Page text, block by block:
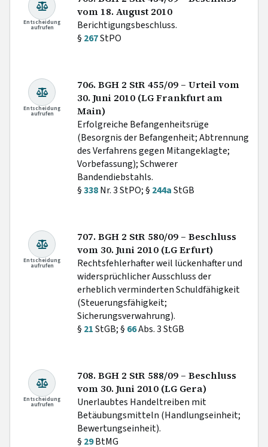
Entscheidung
aufrufen
vom 18. August 2010
Berichtigungsbeschluss.
§ 267StPO
Entscheidung
aufrufen
706. BGH 2 StR 455/09 – Urteil vom
30. Juni 2010 (LG Frankfurt am
Main)
Erfolgreiche Befangenheitsrüge
(Besorgnis der Befangenheit; Abtrennung
des Verfahrens gegen Mitangeklagte;
Vorbefassung); Schwerer
Bandendiebstahls.
§338Nr. 3 StPO; § 244aStGB
Entscheidung
aufrufen
707. BGH 2 StR 580/09 – Beschluss
vom 30. Juni 2010 (LG Erfurt)
Rechtsfehlerhafter weil lückenhafter und
widersprüchlicher Ausschluss der
erheblich verminderten Schuldfähigkeit
(Steuerungsfähigkeit;
Sicherungsverwahrung).
§ 21StGB; § 66Abs. 3 StGB
Entscheidung
aufrufen
708. BGH 2 StR 588/09 – Beschluss
vom 30. Juni 2010 (LG Gera)
Unerlaubtes Handeltreiben mit
Betäubungsmitteln (Handlungseinheit;
Bewertungseinheit).
§ 29BtMG